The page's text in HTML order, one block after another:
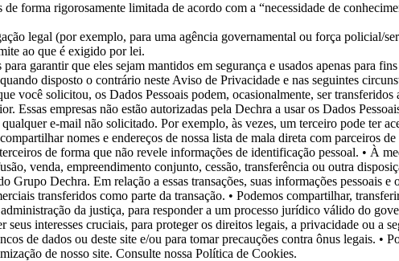
forma rigorosamente limitada de acordo com a “necessidade de
legal (por exemplo, para uma agência governamental ou força policial/
ao que é exigido por lei.
garantir que eles sejam mantidos em segurança e usados apenas para
disposto o contrário neste Aviso de Privacidade e nas seguintes
você solicitou, os Dados Pessoais podem, ocasionalmente, ser
Essas empresas não estão autorizadas pela Dechra a usar os Dados
e-mail não solicitado. Por exemplo, às vezes, um terceiro pode ter
nomes e endereços de nossa lista de mala direta com parceiros
de forma que não revele informações de identificação pessoal. • À
venda, empreendimento conjunto, cessão, transferência ou outra
Grupo Dechra. Em relação a essas transações, suas informações pessoais
transferidos como parte da transação. • Podemos compartilhar,
da justiça, para responder a um processo jurídico válido do
interesses cruciais, para proteger os direitos legais, a privacidade ou a
de dados ou deste site e/ou para tomar precauções contra ônus legais. •
de nosso site. Consulte nossa Política de Cookies.